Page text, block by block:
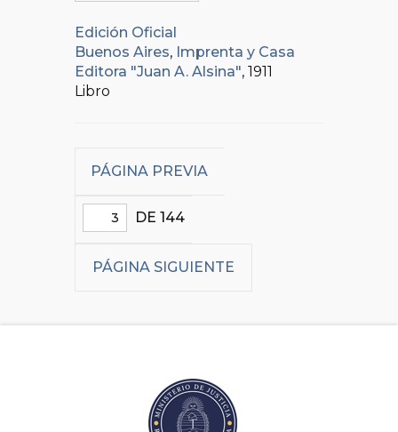
Edición Oficial
Buenos Aires, Imprenta y Casa
Editora "Juan A. Alsina", 1911
Libro
PÁGINA PREVIA
DE 144
PÁGINA SIGUIENTE